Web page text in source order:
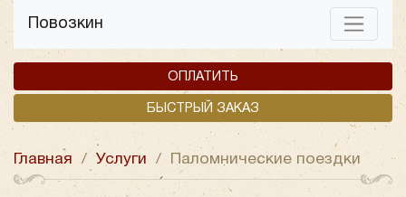
Повозкин
ОПЛАТИТЬ
БЫСТРЫЙ ЗАКАЗ
Главная / Услуги / Паломнические поездки